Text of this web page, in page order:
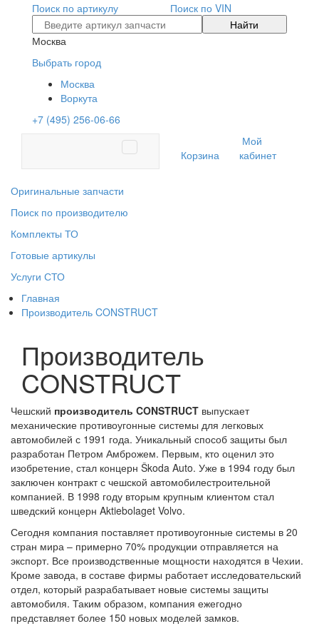
Поиск по артикулу
Поиск по VIN
Найти
Москва
Выбрать город
Москва
Воркута
+7 (495) 256-06-66
Корзина
Мой
кабинет
Оригинальные запчасти
Поиск по производителю
Комплекты ТО
Готовые артикулы
Услуги СТО
Главная
Производитель CONSTRUCT
Производитель
CONSTRUCT
Чешский производитель CONSTRUCT выпускает
механические противоугонные системы для легковых
автомобилей с 1991 года. Уникальный способ защиты был
разработан Петром Амброжем. Первым, кто оценил это
изобретение, стал концерн Škoda Auto. Уже в 1994 году был
заключен контракт с чешской автомобилестроительной
компанией. В 1998 году вторым крупным клиентом стал
шведский концерн Aktiebolaget Volvo.
Сегодня компания поставляет противоугонные системы в 20
стран мира – примерно 70% продукции отправляется на
экспорт. Все производственные мощности находятся в Чехии.
Кроме завода, в составе фирмы работает исследовательский
отдел, который разрабатывает новые системы защиты
автомобиля. Таким образом, компания ежегодно
представляет более 150 новых моделей замков.